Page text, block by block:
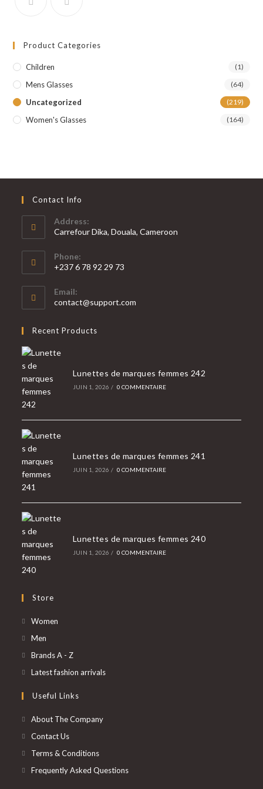
Product Categories
Children (1)
Mens Glasses (64)
Uncategorized (219)
Women's Glasses (164)
Contact Info
Address:
Carrefour Dika, Douala, Cameroon
Phone:
+237 6 78 92 29 73
dans
votre
Email:
contact@support.com
Recent Products
Lunettes de marques femmes 242
JUIN 1, 2026 / 0 COMMENTAIRE
Lunettes de marques femmes 241
JUIN 1, 2026 / 0 COMMENTAIRE
Lunettes de marques femmes 240
JUIN 1, 2026 / 0 COMMENTAIRE
Store
Women
Men
dans
onglet
Brands A - ZS’ouvre
dans
nouvel
Latest fashion arrivalsS’ouvre
Useful Links
About The Company
Contact Us
Terms & Conditions
Frequently Asked Questions